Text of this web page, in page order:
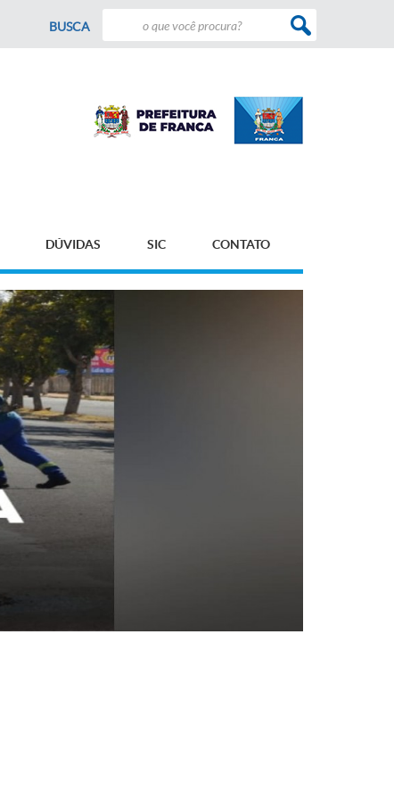
BUSCA
DÚVIDAS SIC CONTATO